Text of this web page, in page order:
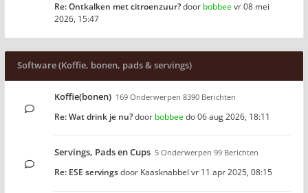
Re: Ontkalken met citroenzuur?door bobbeevr 08 mei
2026, 15:47
Software (Koffie, bonen, pads & servings)
Koffie(bonen) 169 Onderwerpen 8390 Berichten
Re: Wat drink je nu?door bobbeedo 06 aug 2026, 18:11
Servings, Pads en Cups 5 Onderwerpen 99 Berichten
Re: ESE servingsdoor Kaasknabbel vr 11 apr 2025, 08:15